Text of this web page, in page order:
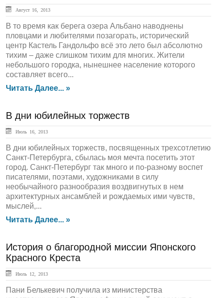
Август 16, 2013
В то время как берега озера Альбано наводнены
пловцами и любителями позагорать, исторический
центр Кастель Гандольфо всё это лето был абсолютно
тихим – даже слишком тихим для многих. Жители
небольшого городка, нынешнее население которого
составляет всего...
Читать Далее... »
В дни юбилейных торжеств
Июль 16, 2013
В дни юбилейных торжеств, посвященных трехсотлетию
Санкт-Петербурга, сбылась моя мечта посетить этот
город. Санкт-Петербург так много и по-разному воспет
писателями, поэтами, художниками в силу
необычайного разнообразия воздвигнутых в нем
архитектурных ансамблей и рождаемых ими чувств,
мыслей,...
Читать Далее... »
История о благородной миссии Японского
Красного Креста
Июль 12, 2013
Пани Белькевич получила из министерства